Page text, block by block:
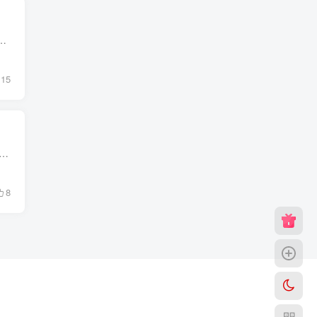
debian ​ 已预置api反代，自动安装所需环境，适合首次搭建的新手玩家 ​ ...
15
式极快的首屏加载速度（~100kb）海量的内置 prompt 列表，来自中文和英文自动压缩上下文聊天记录，在节省 Token ...
8